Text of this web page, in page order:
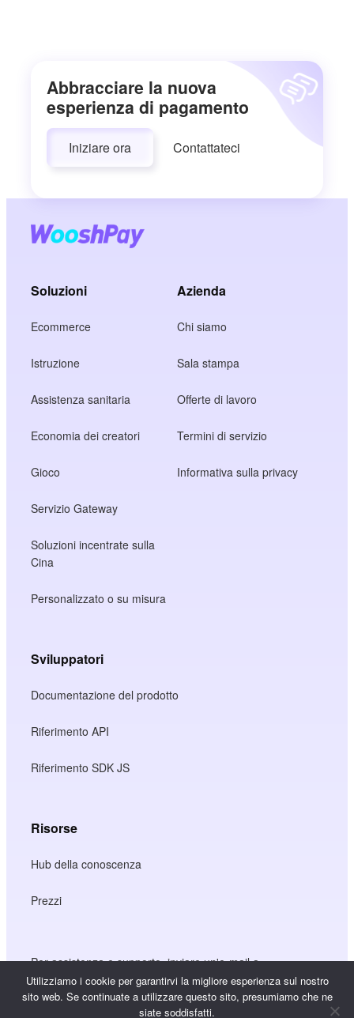
Abbracciare la nuova
esperienza di pagamento
Iniziare ora Contattateci
Soluzioni
Ecommerce
Istruzione
Assistenza sanitaria
Economia dei creatori
Gioco
Servizio Gateway
Soluzioni incentrate sulla
Cina
Personalizzato o su misura
Azienda
Chi siamo
Sala stampa
Offerte di lavoro
Termini di servizio
Informativa sulla privacy
Sviluppatori
Documentazione del prodotto
Riferimento API
Riferimento SDK JS
Risorse
Hub della conoscenza
Prezzi
Per assistenza e supporto, inviare un'e-mail a
support@wooshpay.com
Per opportunità di partnership, inviare un'e-mail a
Utilizziamo i cookie per garantirvi la migliore esperienza sul nostro
sito web. Se continuate a utilizzare questo sito, presumiamo che ne
siate soddisfatti.